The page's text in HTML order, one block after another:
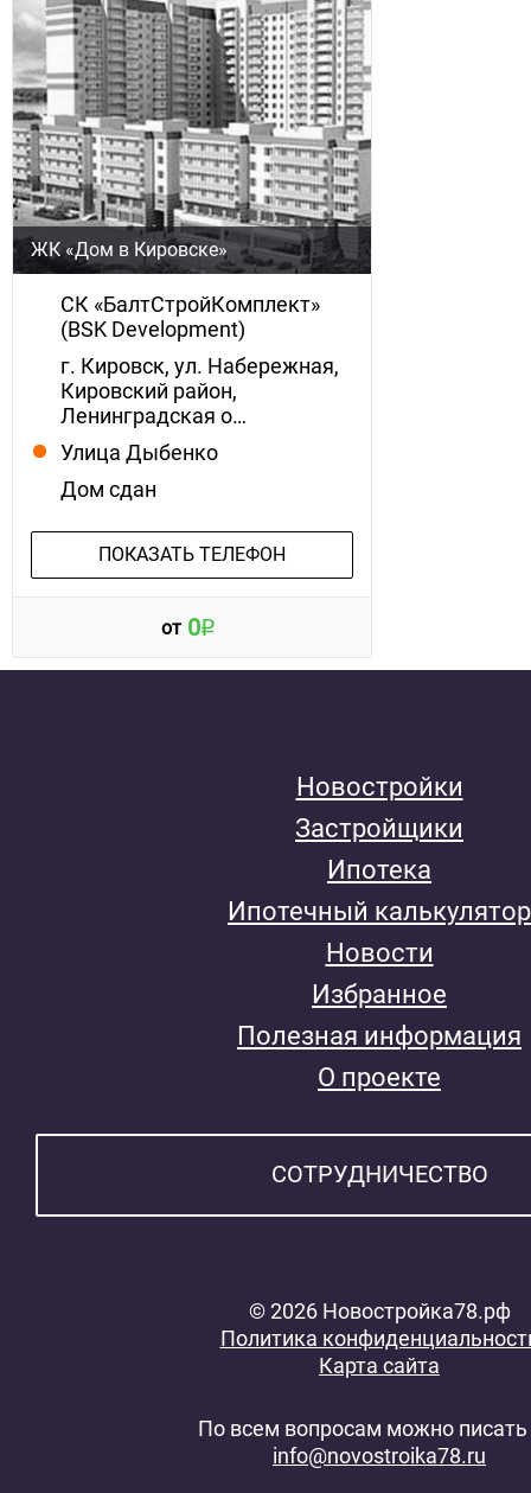
ЖК «Дом в Кировске»
СК «БалтСтройКомплект»
(BSK Development)
г. Кировск, ул. Набережная,
Кировский район,
Ленинградская о…
Улица Дыбенко
Дом сдан
ПОКАЗАТЬ ТЕЛЕФОН
от 0
Новостройки
Застройщики
Ипотека
Ипотечный калькулятор
Новости
Избранное
Полезная информация
О проекте
СОТРУДНИЧЕСТВО
© 2026 Новостройка78.рф
Политика
Карта сайта
По всем вопросам можно писать
info@novostroika78.ru